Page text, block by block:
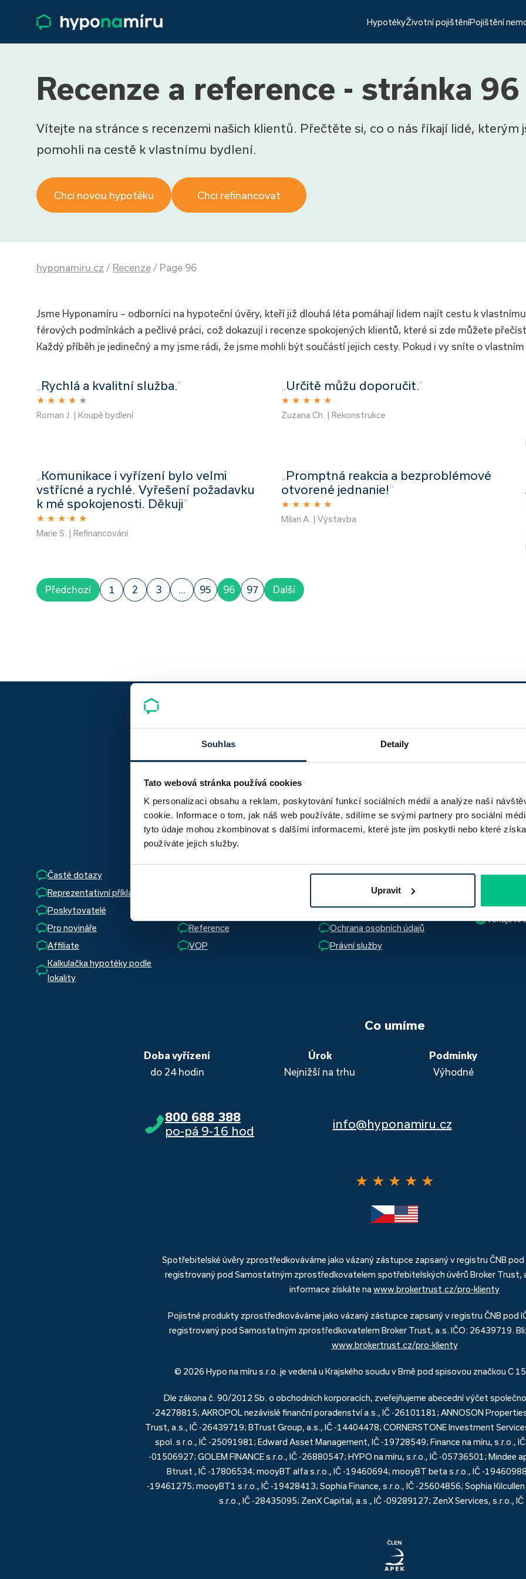
Souhlas Detaily
Tato webová stránka používá cookies
K personalizaci obsahu a reklam, poskytování funkcí sociálních médií a analýze naší
cookie. Informace o tom, jak náš web používáte, sdílíme se svými partnery pro sociální
tyto údaje mohou zkombinovat s dalšími informacemi, které jste jim poskytli nebo které
používáte jejich služby.
Upravit
HypotékyŽivotní pojištěníPojištění
Recenze a reference - stránka 96
Vítejte na stránce s recenzemi našich klientů. Přečtěte si, co o nás říkají lidé, kterým
pomohli na cestě k vlastnímu bydlení.
Chci novou hypotéku Chci refinancovat
hyponamiru.cz / Recenze / Page 96
Jsme Hyponamíru – odborníci na hypoteční úvěry, kteří již dlouhá léta pomáhají lidem najít cestu k
férových podmínkách a pečlivé práci, což dokazují i recenze spokojených klientů, které si zde můžete
Každý příběh je jedinečný a my jsme rádi, že jsme mohli být součástí jejich cesty. Pokud i vy sníte o
„Rychlá a kvalitní služba.”
★ ★ ★ ★ ★
Roman J. | Koupě bydlení
„Určitě můžu doporučit.”
★ ★ ★ ★ ★
Zuzana Ch. | Rekonstrukce
„Komunikace i vyřízení bylo velmi
vstřícné a rychlé. Vyřešení požadavku
k mé spokojenosti. Děkuji”
★ ★ ★ ★ ★
Marie S. | Refinancování
„Promptná reakcia a bezproblémové
otvorené jednanie!”
★ ★ ★ ★ ★
Milan A. | Výstavba
Předchozí 1 2 3 ... 95 96 97 Další
Za
Důležité odkazy
Časté dotazy
Kariéra
Reprezentativní příklad
Poskytovatelé
Hlídač hypoték
Pro novináře
Reference
Ochrana osobních údajů
Affiliate
VOP
Právní služby
Kalkulačka hypotéky podle
lokality
Jak
Hypotéka
uzavření
Jde
Ano,
Se
Nejvíce
Věnujete
Co umíme
Doba vyřízení
do 24 hodin
Úrok
Nejnižší na trhu
Podmínky
Výhodné
800 688 388
po-pá 9-16 hod
info@hyponamiru.cz
★ ★ ★ ★ ★
Spotřebitelské úvěry zprostředkováváme jako vázaný zástupce zapsaný v registru ČNB
registrovaný pod Samostatným zprostředkovatelem spotřebitelských úvěrů Broker Trust,
informace získáte na www.brokertrust.cz/pro-klienty
Pojistné produkty zprostředkováváme jako vázaný zástupce zapsaný v registru ČNB pod
registrovaný pod Samostatným zprostředkovatelem Broker Trust, a.s. IČO: 26439719.
www.brokertrust.cz/pro-klienty
© 2026 Hypo na míru s.r.o. je vedená u Krajského soudu v Brně pod spisovou značkou C
Dle zákona č. 90/2012 Sb. o obchodních korporacích, zveřejňujeme abecední výčet
-24278815; AKROPOL nezávislé finanční poradenství a.s., IČ -26101181; ANNOSON
Trust, a.s., IČ -26439719; BTrust Group, a.s., IČ -14404478; CORNERSTONE Investment
spol. s r.o., IČ -25091981; Edward Asset Management, IČ -19728549; Finance na míru, s.r.o.,
-01506927; GOLEM FINANCE s.r.o., IČ -26880547; HYPO na míru, s.r.o., IČ -05736501; Mindee
Btrust , IČ -17806534; mooyBT alfa s.r.o., IČ -19460694; mooyBT beta s.r.o., IČ -
-19461275; mooyBT1 s.r.o., IČ -19428413; Sophia Finance, s.r.o., IČ -25604856; Sophia
s.r.o., IČ -28435095; ZenX Capital, a.s., IČ -09289127; ZenX Services, s.r.o.,